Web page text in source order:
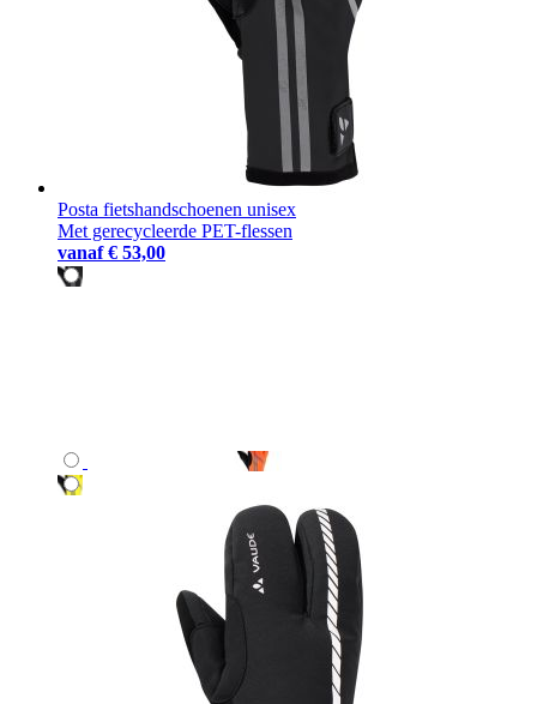
Posta fietshandschoenen unisex
Met gerecycleerde PET-flessen
vanaf € 53,00